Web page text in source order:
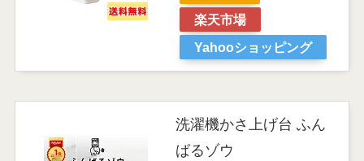
楽天市場
Yahooショッピング
洗濯機かさ上げ台 ふん
ばるゾウ